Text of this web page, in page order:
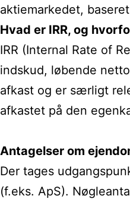
aktiemarkedet,
Hvad er IRR, og
IRR (Internal Rate of
indskud, løbende
afkast og er særligt
afkastet på den
Antagelser om
Der tages
(f.eks. ApS).